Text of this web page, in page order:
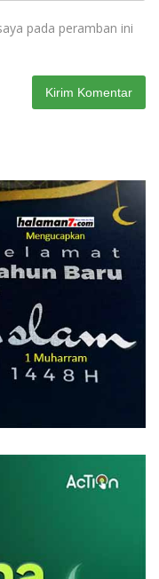
pada peramban ini